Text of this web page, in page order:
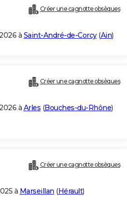
Créer une cagnotte obsèques
à Saint-André-de-Corcy(Ain)
Créer une cagnotte obsèques
à Arles (Bouches-du-Rhône)
Créer une cagnotte obsèques
à Marseillan (Hérault)